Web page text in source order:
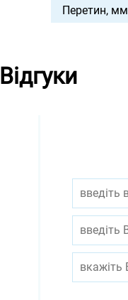
Перетин, мм
Відгуки